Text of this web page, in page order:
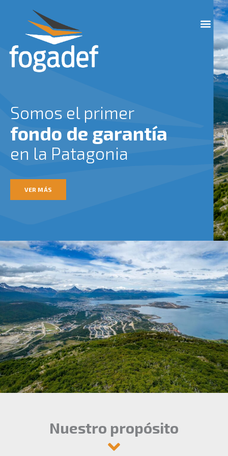
M
e
Somos el primer
fondo de garantía
en la Patagonia
VER MÁS
Nuestro propósito